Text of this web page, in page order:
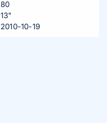
80
13"
2010-10-19